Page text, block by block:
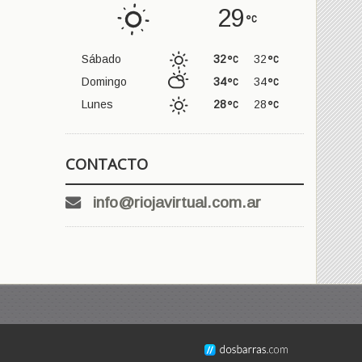
29
Sábado 32
32
Domingo
34
34
Lunes
28
28
CONTACTO
info@riojavirtual.com.ar